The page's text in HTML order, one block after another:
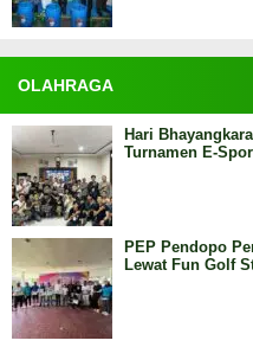
OLAHRAGA
Hari
Turnamen E-
PEP Pendopo
Lewat Fun Golf